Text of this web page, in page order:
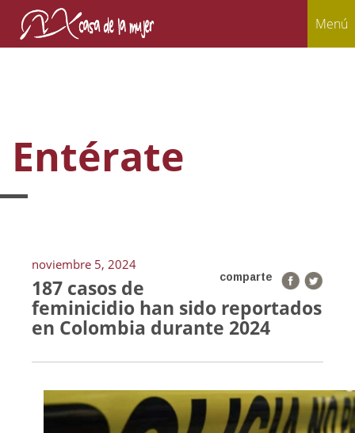
Menú
Entérate
noviembre 5, 2024
comparte
187 casos de
feminicidio han sido reportados
en Colombia durante 2024